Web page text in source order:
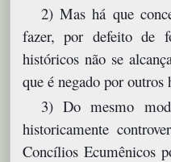
2) Mas há que
fazer, por defeito de
históricos não se
que é negado por outros
3) Do mesmo
historicamente
Concílios Ecumênicos